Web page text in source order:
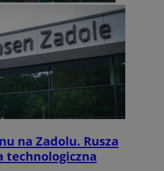
na Zadolu. Rusza
technologiczna